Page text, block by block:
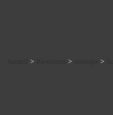
> > >